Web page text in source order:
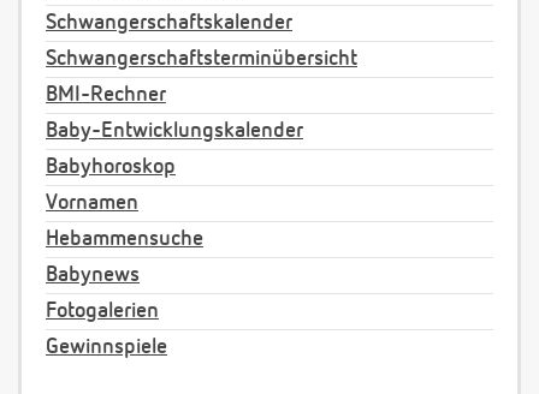
Schwangerschaftskalender
Schwangerschaftsterminübersicht
BMI-Rechner
Baby-Entwicklungskalender
Babyhoroskop
Vornamen
Hebammensuche
Babynews
Fotogalerien
Gewinnspiele